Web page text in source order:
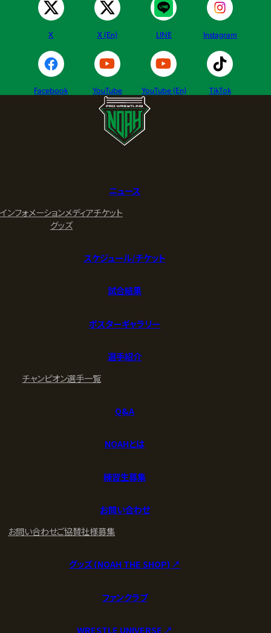
X X (En) LINE Instagram
Facebook YouTube YouTube (En) TikTok
ニュース
インフォメーションメディアチケット
グッズ
スケジュール/チケット
試合結果
ポスターギャラリー
選手紹介
チャンピオン選手一覧
Q&A
NOAHとは
練習生募集
お問い合わせ
お問い合わせご協賛社様募集
グッズ (NOAH THE SHOP) ↗︎
ファンクラブ
WRESTLE UNIVERSE ↗︎